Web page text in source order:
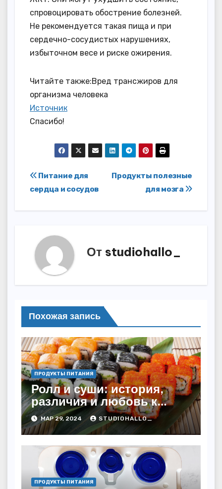
спровоцировать обострение болезней.
Не рекомендуется такая пища и при
сердечно-сосудистых нарушениях,
избыточном весе и риске ожирения.
Читайте также:Вред трансжиров для
организма человека
Источник
Спасибо!
Навигация
по
Продукты полезные
для мозга
Питание для
сердца и сосудов
От studiohallo_
Похожая запись
ПРОДУКТЫ ПИТАНИЯ
Ролл и суши: история,
различия и любовь к
японской кухне
МАР 29, 2024 STUDIOHALLO_
ПРОДУКТЫ ПИТАНИЯ